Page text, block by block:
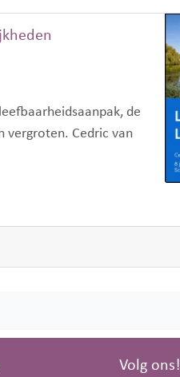
de
vergroten. Cedric van
Volg ons!